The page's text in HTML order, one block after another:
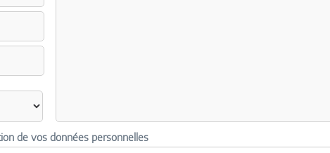
de vos données personnelles